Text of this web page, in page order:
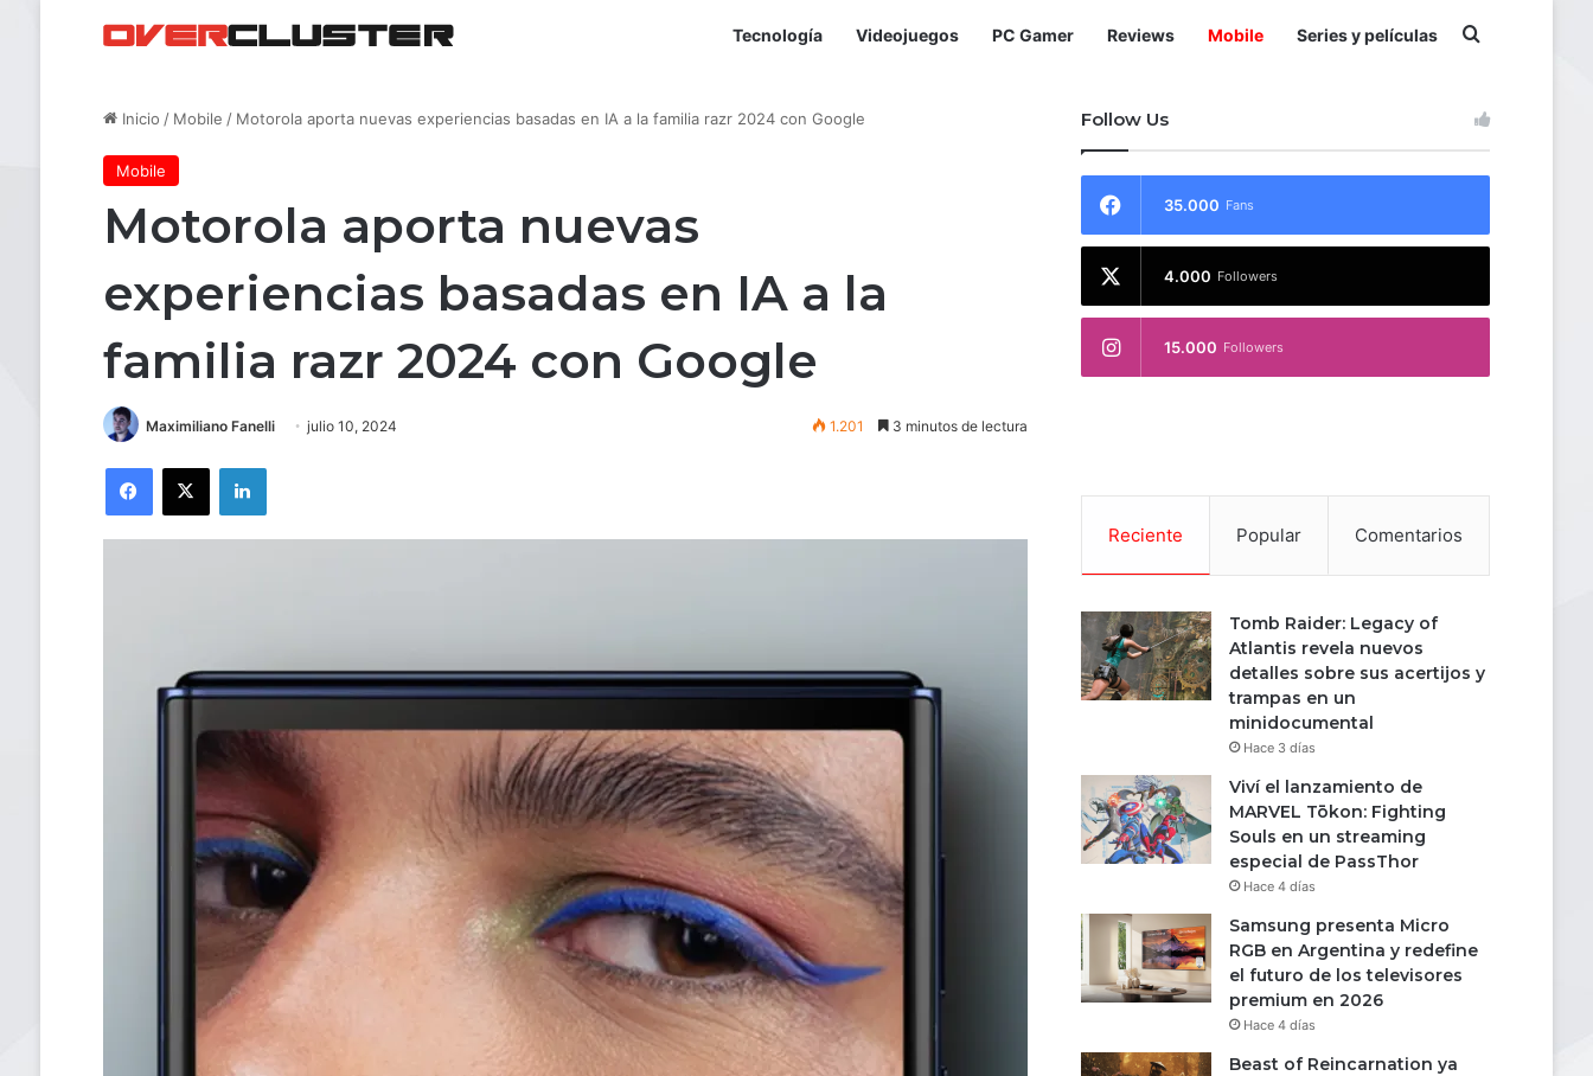
Tecnología Videojuegos PC Gamer Reviews Mobile Series y películas
Inicio / Mobile / Motorola aporta nuevas experiencias basadas en IA a la familia razr 2024 con Google
Mobile
Motorola aporta nuevas
experiencias basadas en IA a la
familia razr 2024 con Google
Maximiliano Fanelli julio 10, 2024 1.201 3 minutos de lectura
Facebook
X LinkedIn
Follow Us
35.000 Fans
4.000 Followers
15.000 Followers
Reciente Popular Comentarios
Tomb Raider: Legacy of
Atlantis revela nuevos
detalles sobre sus acertijos y
trampas en un
minidocumental
Hace 3 días
Viví el lanzamiento de
MARVEL Tōkon: Fighting
Souls en un streaming
especial de PassThor
Hace 4 días
Samsung presenta Micro
RGB en Argentina y redefine
el futuro de los televisores
premium en 2026
Hace 4 días
Beast of Reincarnation ya